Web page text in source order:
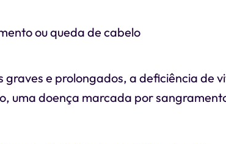
ou queda de cabelo
graves e prolongados, a deficiência de
uma doença marcada por